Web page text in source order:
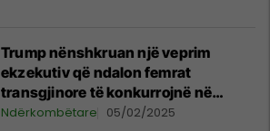
Trump nënshkruan një veprim
ekzekutiv që ndalon femrat
transgjinore të konkurrojnë në
sportet e femrave
Ndërkombëtare 05/02/2025